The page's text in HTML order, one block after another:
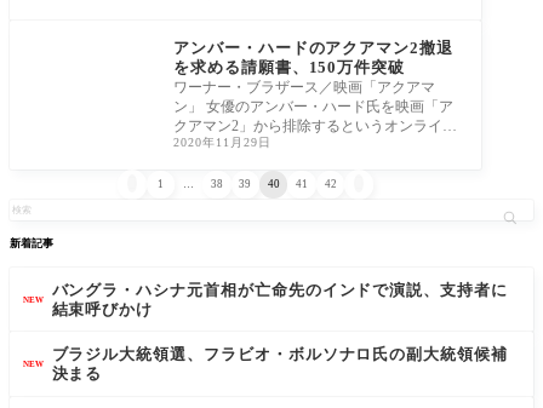
アンバー・ハードのアクアマン2撤退
を求める請願書、150万件突破
ワーナー・ブラザース／映画「アクアマ
ン」 女優のアンバー・ハード氏を映画「ア
クアマン2」から排除するというオンライン
請願が1
2020年11月29日
1 38 39 40 41 42
新着記事
NEW
バングラ・ハシナ元首相が亡命先のインドで演説、支持者に
結束呼びかけ
NEW
ブラジル大統領選、フラビオ・ボルソナロ氏の副大統領候補
決まる